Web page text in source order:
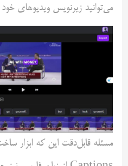
می‌توانید زیرنویس ویدیوهای
مسئله قابل‌دقت این که ابزار